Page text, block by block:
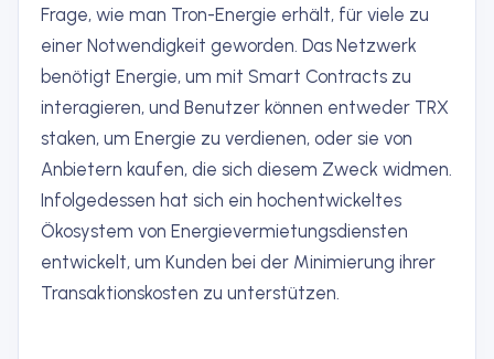
Frage, wie man Tron-Energie erhält, für viele zu
einer Notwendigkeit geworden. Das Netzwerk
benötigt Energie, um mit Smart Contracts zu
interagieren, und Benutzer können entweder TRX
staken, um Energie zu verdienen, oder sie von
Anbietern kaufen, die sich diesem Zweck widmen.
Infolgedessen hat sich ein hochentwickeltes
Ökosystem von Energievermietungsdiensten
entwickelt, um Kunden bei der Minimierung ihrer
Transaktionskosten zu unterstützen.